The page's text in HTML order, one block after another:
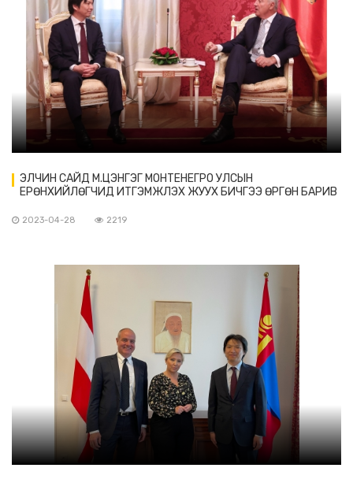
ЭЛЧИН САЙД М.ЦЭНГЭГ МОНТЕНЕГРО УЛСЫН
ЕРӨНХИЙЛӨГЧИД ИТГЭМЖЛЭХ ЖУУХ БИЧГЭЭ ӨРГӨН БАРИВ
2023-04-28 2219